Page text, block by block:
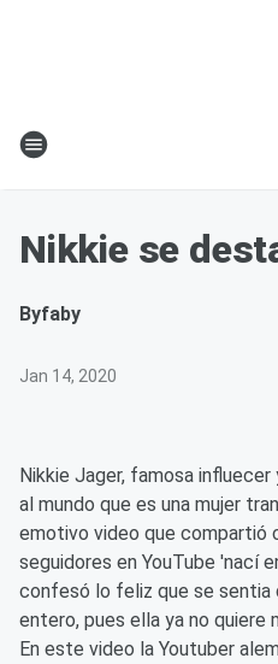
Nikkie se
Byfaby
Jan 14, 2020
Nikkie Jager, famosa
al mundo que es una mujer
emotivo video que compartió
seguidores en YouTube 'nací
confesó lo feliz que se sentia
entero, pues ella ya no quiere
En este video la Youtuber